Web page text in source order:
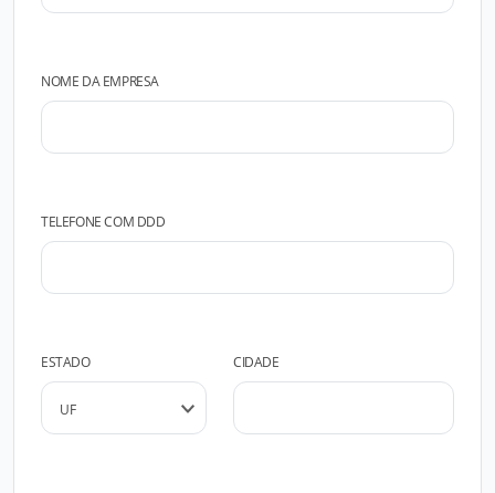
NOME DA EMPRESA
TELEFONE COM DDD
ESTADO CIDADE